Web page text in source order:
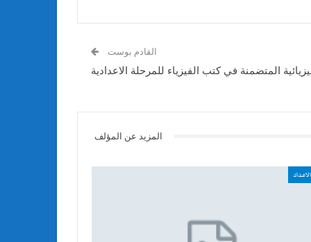
القادم بوست
المتضمنة في كتب الفيزياء للمرحلة الاعدادية
المزيد عن المؤلف